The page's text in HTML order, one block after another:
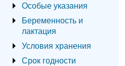
Особые указания
Беременность и
лактация
Условия хранения
Срок годности